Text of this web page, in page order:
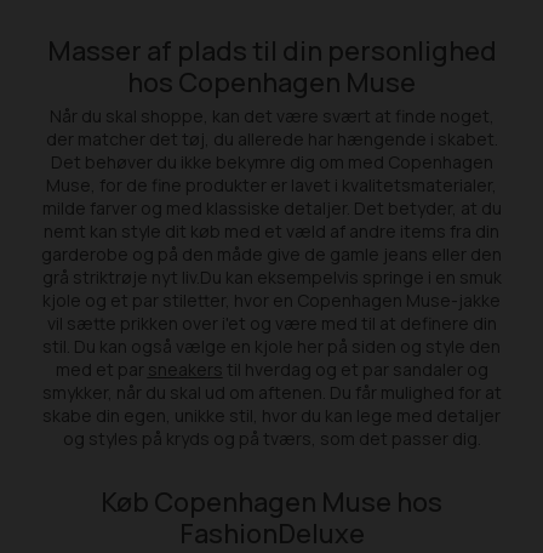
Masser af plads til din personlighed
hos Copenhagen Muse
Når du skal shoppe, kan det være svært at finde noget,
der matcher det tøj, du allerede har hængende i skabet.
Det behøver du ikke bekymre dig om med Copenhagen
Muse, for de fine produkter er lavet i kvalitetsmaterialer,
milde farver og med klassiske detaljer. Det betyder, at du
nemt kan style dit køb med et væld af andre items fra din
garderobe og på den måde give de gamle jeans eller den
grå striktrøje nyt liv.Du kan eksempelvis springe i en smuk
kjole og et par stiletter, hvor en Copenhagen Muse-jakke
vil sætte prikken over i'et og være med til at definere din
stil. Du kan også vælge en kjole her på siden og style den
med et par sneakers til hverdag og et par sandaler og
smykker, når du skal ud om aftenen. Du får mulighed for at
skabe din egen, unikke stil, hvor du kan lege med detaljer
og styles på kryds og på tværs, som det passer dig.
Køb Copenhagen Muse hos
FashionDeluxe